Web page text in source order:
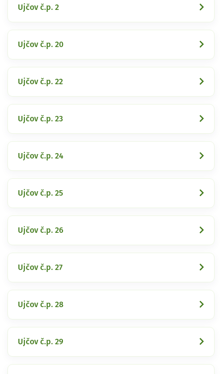
Ujčov č.p. 2
Ujčov č.p. 20
Ujčov č.p. 22
Ujčov č.p. 23
Ujčov č.p. 24
Ujčov č.p. 25
Ujčov č.p. 26
Ujčov č.p. 27
Ujčov č.p. 28
Ujčov č.p. 29